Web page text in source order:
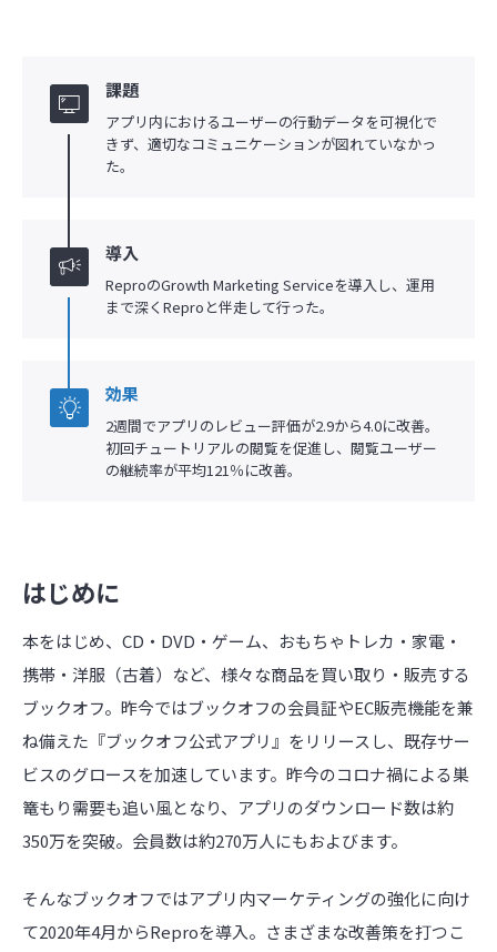
課題
アプリ内におけるユーザーの行動データを可視化で
きず、適切なコミュニケーションが図れていなかっ
た。
導入
ReproのGrowth Marketing Serviceを導入し、運用
まで深くReproと伴走して行った。
効果
2週間でアプリのレビュー評価が2.9から4.0に改善。
初回チュートリアルの閲覧を促進し、閲覧ユーザー
の継続率が平均121％に改善。
はじめに
本をはじめ、CD・DVD・ゲーム、おもちゃトレカ・家電・
携帯・洋服（古着）など、様々な商品を買い取り・販売する
ブックオフ。昨今ではブックオフの会員証やEC販売機能を兼
ね備えた『ブックオフ公式アプリ』をリリースし、既存サー
ビスのグロースを加速しています。昨今のコロナ禍による巣
篭もり需要も追い風となり、アプリのダウンロード数は約
350万を突破。会員数は約270万人にもおよびます。
そんなブックオフではアプリ内マーケティングの強化に向け
て2020年4月からReproを導入。さまざまな改善策を打つこ